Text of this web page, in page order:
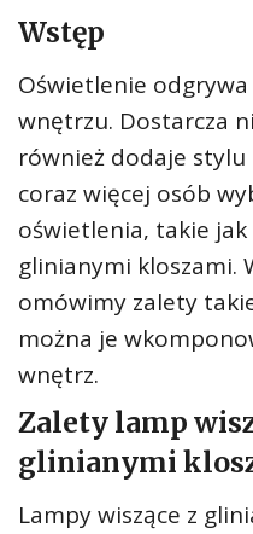
Wstęp
Oświetlenie
wnętrzu. Dostarcza
również dodaje
coraz więcej osób
oświetlenia, takie jak
glinianymi kloszami.
omówimy zalety
można je
wnętrz.
Zalety lamp
glinianymi
Lampy wiszące z